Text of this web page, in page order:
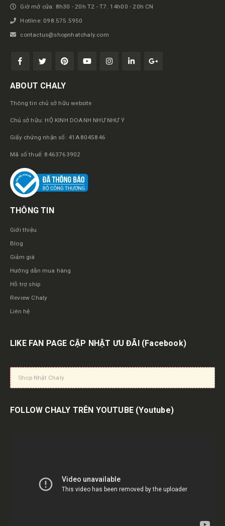
Giờ mở cửa: 8h30 - 20h T2 - T7. 14h00 - 20h CN
Hotline: 098.575.5950
contactus@shopnhatchaly.com
ABOUT CHALY
Thông tin chủ sở hữu website
Chủ sở hữu: HỘ KINH DOANH NHƯ NHƯ Ý
Giấy chứng nhận số: 41A8045846
Mã số thuế: 8463763902
THÔNG TIN
Giới thiệu
Blog
Giảm giá
Hướng dẫn mua hàng
Hỗ trợ ship
Review Chaly
Liên hệ
LIKE FAN PAGE CẬP NHẬT ƯU ĐÃI (Facebook)
Shop Nhật Chaly
FOLLOW CHALY TRÊN YOUTUBE (Youtube)